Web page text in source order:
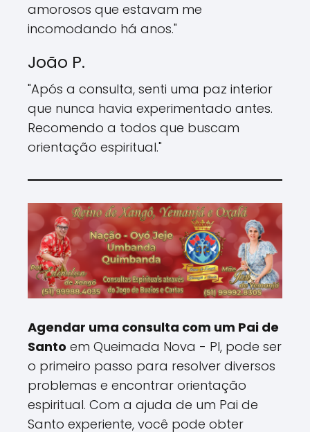
amorosos que estavam me
incomodando há anos."
João P.
"Após a consulta, senti uma paz interior
que nunca havia experimentado antes.
Recomendo a todos que buscam
orientação espiritual."
Agendar uma consulta com um Pai de
Santo em Queimada Nova - PI, pode ser
o primeiro passo para resolver diversos
problemas e encontrar orientação
espiritual. Com a ajuda de um Pai de
Santo experiente, você pode obter